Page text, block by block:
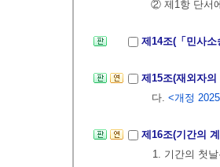
② 제1항 단서
제14조(「민사
제15조(재외자
다. <개정
제16조(기간의
1. 기간의 첫